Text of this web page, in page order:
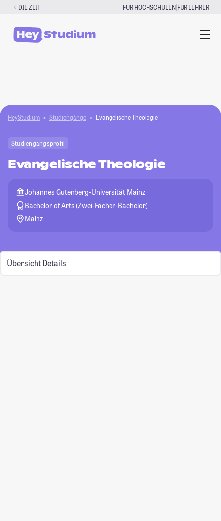
Zum
springen
DIE ZEIT FÜR HOCHSCHULEN|FÜR LEHRER
HeyStudium Studiengänge Evangelische Theologie
Studiengangsprofil
Evangelische Theologie
Johannes Gutenberg-Universität Mainz
Bachelor of Arts (Zwei-Fächer-Bachelor)
Mainz
Übersicht Details